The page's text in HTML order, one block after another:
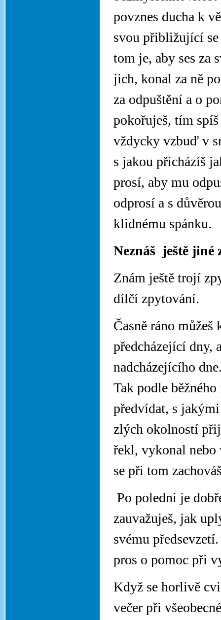
povznes ducha k
svou přibližující
tom je, aby ses za
jich, konal za ně
za odpuštění a o
pokořuješ, tím
vždycky vzbuď v
s jakou přicházíš
prosí, aby mu
odprosí a s
klidnému spánku.
Neznáš ještě jiné
Znám ještě trojí
dílčí zpytování.
Časně ráno
předcházející dny,
nadcházejícího
Tak podle
předvídat, s
zlých okolností
řekl, vykonal nebo
se při tom
Po poledni je
zauvažuješ, jak
svému
pros o pomoc při
Když se horlivě
večer při